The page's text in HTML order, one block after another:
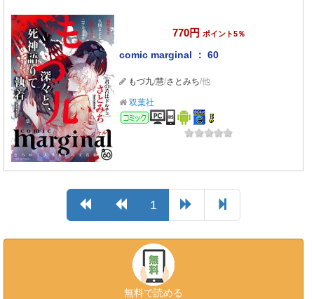
770円 ポイント5％
comic marginal ： 60
もづ九/慧/さとみち/他
双葉社
コミック
1
無料で読める